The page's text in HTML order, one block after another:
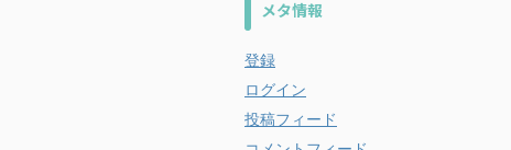
メタ情報
登録
ログイン
投稿フィード